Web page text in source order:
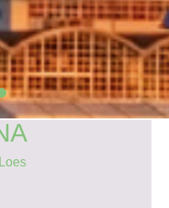
Loes